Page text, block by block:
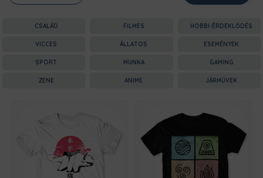
CSALÁD FILMES HOBBI-ÉRDEKLŐDÉS
VICCES ÁLLATOS ESEMÉNYEK
SPORT MUNKA GAMING
ZENE ANIME JÁRMŰVEK